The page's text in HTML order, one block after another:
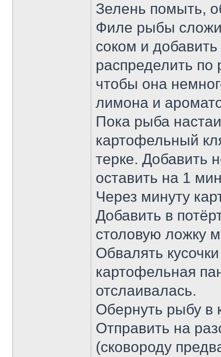
Зелень помыть,
Филе рыбы
соком и
распределить по
чтобы она
лимона и
Пока рыба
картофельный
терке. Добавить
оставить на 1
Через минуту
Добавить в
столовую ложку
Обвалять
картофельная
отслаивалась.
Обернуть рыбу в
Отправить на
(сковороду